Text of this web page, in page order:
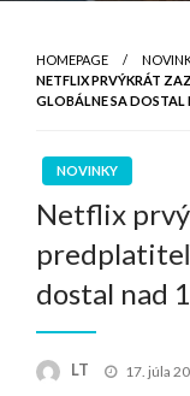
HOMEPAGE
NETFLIX PRVÝKRÁT
GLOBÁLNE SA
NOVINKY
Netflix
dostal nad
LT
Posted
17. júla